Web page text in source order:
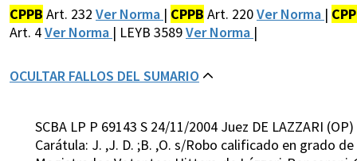
CPPB Art. 232 Ver Norma | CPPB Art. 220Ver Norma |
Art. 4Ver Norma | LEYB 3589Ver Norma |
OCULTAR FALLOS DEL SUMARIO
SCBA LP P 69143 S 24/11/2004 Juez DE LAZZARI (OP)
Carátula: J. ,J. D. ;B. ,O. s/Robo calificado en grado